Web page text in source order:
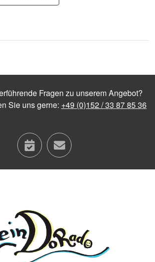
Fragen zu unserem Angebot?
Sie uns gerne: +49 (0)152 / 33 87 85 36
calendar
contact